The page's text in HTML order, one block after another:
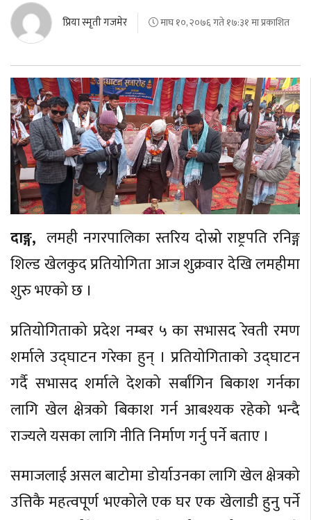
प्रिया स्मृती गजमेर माघ १०, २०७६ गते १७:३१ मा प्रकाशित
दाङ्ग,लमही नगरपालिका स्तरिय दोस्रो राष्ट्रपति रनिङ्ग
शिल्ड खेलकुद प्रतियोगिता आज शुक्रवार देखि लमहीमा
शुरु भएको छ ।
प्रतियोगिताको प्रदेश नम्बर ५ का सभासद रेवती रमण
शर्माले उद्घाटन गरेका हुन् । प्रतियोगिताको उद्घाटन
गर्दै सभासद शर्माले देशको सर्बांगिन बिकाश गर्नका
लागि खेल क्षेत्रको बिकाश गर्न आबश्यक रहेको भन्दै
राज्यले यसका लागि नीति निर्माण गर्नु पर्ने बताए ।
समाजलाई असल बाटोमा डोर्याउनका लागि खेल क्षेत्रको
उत्तिकै महत्वपूर्ण भएकोले एक घर एक खेलाडी हुनु पर्ने